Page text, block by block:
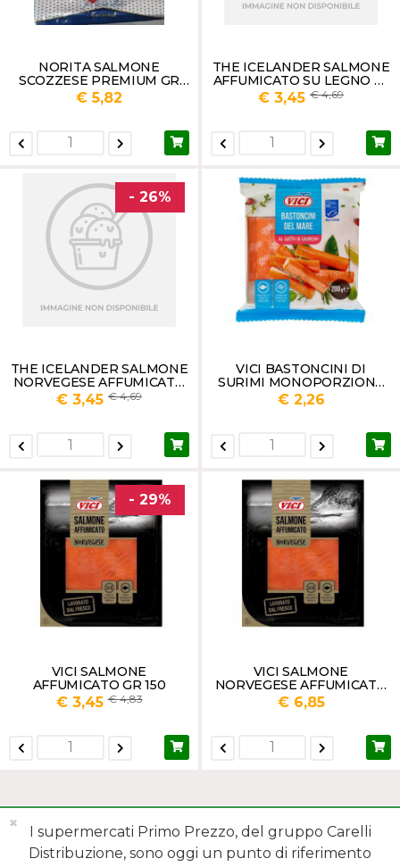
NORITA SALMONE
SCOZZESE PREMIUM GR
100
€ 5,82
THE ICELANDER SALMONE
AFFUMICATO SU LEGNO DI
FAGGIO NORVEGESE GR
150
€ 3,45 4,69
- 26%
THE ICELANDER SALMONE
NORVEGESE AFFUMICATO
GR 150
€ 3,45 4,69
VICI BASTONCINI DI
SURIMI MONOPORZIONE
GR 200
€ 2,26
- 29%
VICI SALMONE
AFFUMICATO GR 150
€ 3,45 4,83
VICI SALMONE
NORVEGESE AFFUMICATO
GR 200
€ 6,85
I supermercati Primo Prezzo, del gruppo Carelli
Distribuzione, sono oggi un punto di riferimento
✖